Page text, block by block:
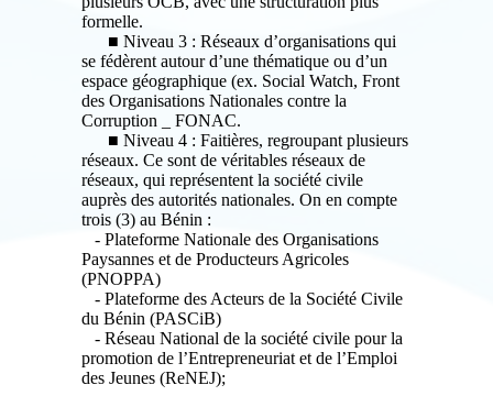
formelle.
■ Niveau 3 : Réseaux d’organisations qui
se fédèrent autour d’une thématique ou d’un
espace géographique (ex. Social Watch, Front
des Organisations Nationales contre la
Corruption _ FONAC.
■ Niveau 4 : Faitières, regroupant plusieurs
réseaux. Ce sont de véritables réseaux de
réseaux, qui représentent la société civile
auprès des autorités nationales. On en compte
trois (3) au Bénin :
- Plateforme Nationale des Organisations
Paysannes et de Producteurs Agricoles
(PNOPPA)
- Plateforme des Acteurs de la Société Civile
du Bénin (PASCiB)
- Réseau National de la société civile pour la
promotion de l’Entrepreneuriat et de l’Emploi
des Jeunes (ReNEJ);